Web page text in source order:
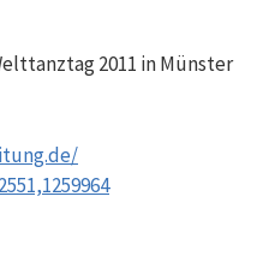
2011 in Münster